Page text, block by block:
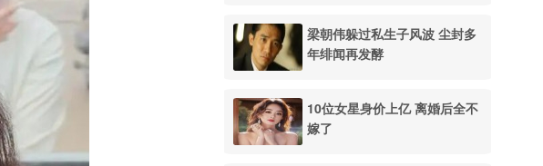
梁朝伟躲过私生子风波 尘封多
年绯闻再发酵
10位女星身价上亿 离婚后全不
嫁了